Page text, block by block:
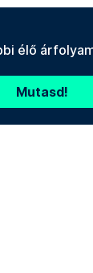
élő
Mutasd!